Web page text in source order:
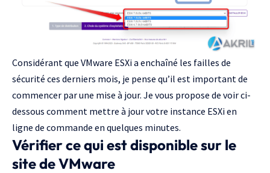
Considérant que VMware ESXi a enchaîné les failles de
sécurité ces derniers mois, je pense qu’il est important de
commencer par une mise à jour. Je vous propose de voir ci-
dessous comment mettre à jour votre instance ESXi en
ligne de commande en quelques minutes.
Vérifier ce qui est disponible sur le
site de VMware